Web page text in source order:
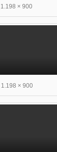
1.198 × 900
1.198 × 900